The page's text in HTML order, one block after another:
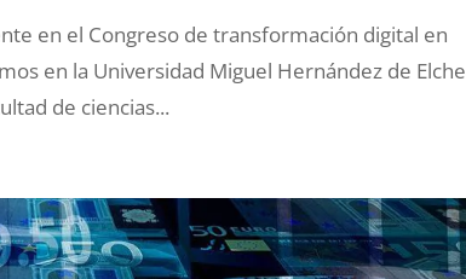
en el Congreso de transformación digital en
en la Universidad Miguel Hernández de Elche
de ciencias...